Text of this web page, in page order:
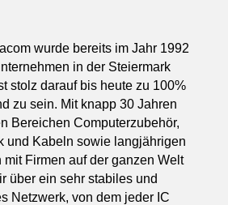
wurde bereits im Jahr 1992
in der Steiermark
stolz darauf bis heute zu 100%
zu sein. Mit knapp 30 Jahren
Bereichen Computerzubehör,
und Kabeln sowie langjährigen
mit Firmen auf der ganzen Welt
über ein sehr stabiles und
Netzwerk, von dem jeder IC